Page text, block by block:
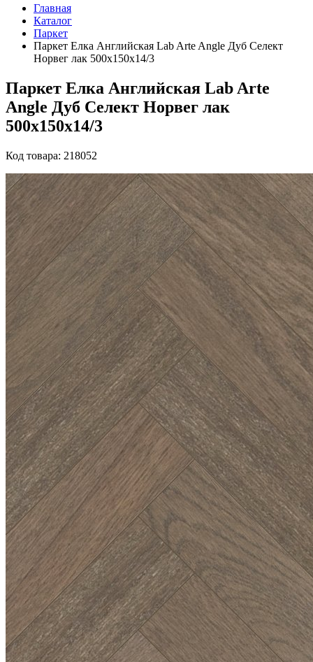
Главная
Каталог
Паркет
Паркет Елка Английская Lab Arte Angle Дуб Селект
Норвег лак 500х150х14/3
Паркет Елка Английская Lab Arte
Angle Дуб Селект Норвег лак
500х150х14/3
Код товара: 218052